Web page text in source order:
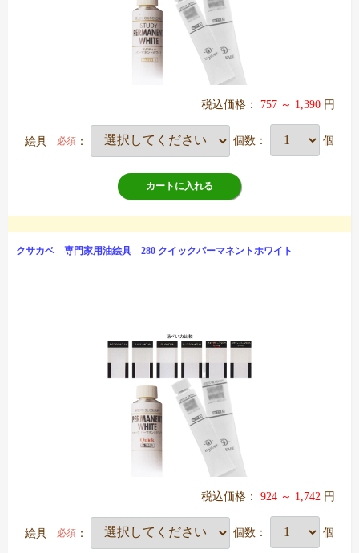
税込価格： 757 ～ 1,390 円
絵具 必須 ： 個数： 個
カートに入れる
クサカベ 専門家用油絵具 280 クイックパーマネントホワイト
税込価格： 924 ～ 1,742 円
絵具 必須 ： 個数： 個